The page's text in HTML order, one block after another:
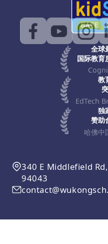
全球
国际教育
教
EdTech
独
赞助
哈佛中
340 E Middlefield
94043